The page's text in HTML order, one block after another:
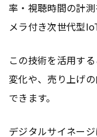
率・視聴時間の計
メラ付き次世代型
この技術を活用す
変化や、売り上げ
できます。
デジタルサイネージ